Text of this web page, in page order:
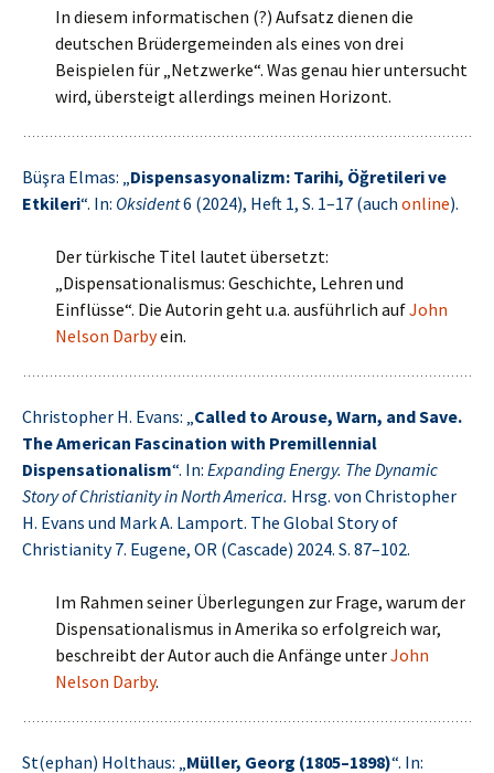
In diesem informatischen (?) Aufsatz dienen die
deutschen Brüdergemeinden als eines von drei
Beispielen für „Netzwerke“. Was genau hier untersucht
wird, übersteigt allerdings meinen Horizont.
Büşra Elmas: „Dispensasyonalizm: Tarihi, Öğretileri ve
Etkileri“. In: Oksident6 (2024), Heft 1, S. 1–17 (auch online).
Der türkische Titel lautet übersetzt:
„Dispensationalismus: Geschichte, Lehren und
Einflüsse“. Die Autorin geht u.a. ausführlich aufJohn
Nelson Darbyein.
Christopher H. Evans: „Called to Arouse, Warn, and Save.
The American Fascination with Premillennial
Dispensationalism“. In: Expanding Energy. The Dynamic
Story of Christianity in North America. Hrsg. von Christopher
H. Evans und Mark A. Lamport. The Global Story of
Christianity 7. Eugene, OR (Cascade) 2024. S. 87–102.
Im Rahmen seiner Überlegungen zur Frage, warum der
Dispensationalismus in Amerika so erfolgreich war,
beschreibt der Autor auch die Anfänge unterJohn
Nelson Darby.
St(ephan) Holthaus: „Müller, Georg (1805–1898)“. In: